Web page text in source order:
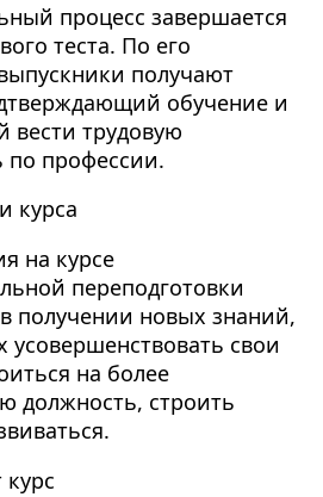
процесс завершается
теста. По его
получают
обучение и
трудовую
по профессии.
курса
на курсе
переподготовки
получении новых знаний,
свои
на более
должность, строить
курс